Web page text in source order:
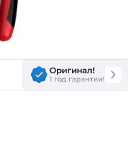
Оригинал!
1 год гарантии!